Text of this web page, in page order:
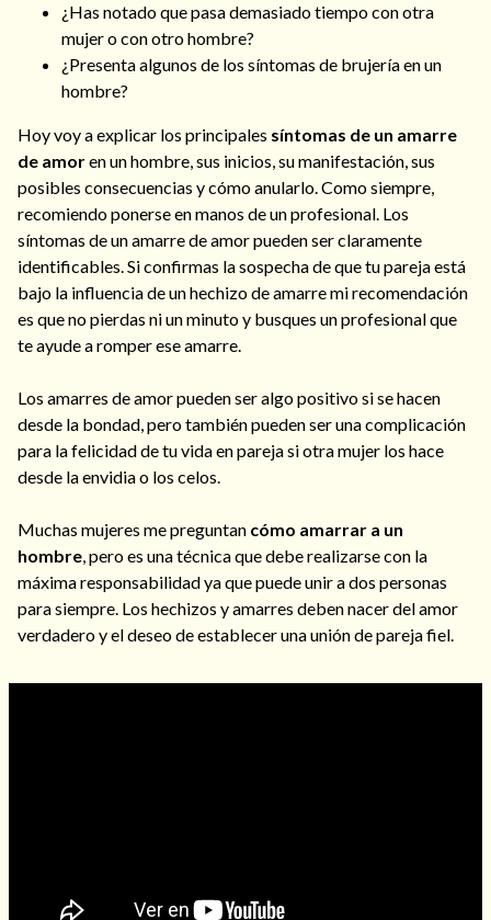
¿Has notado que pasa demasiado tiempo con otra
mujer o con otro hombre?
¿Presenta algunos de los síntomas de brujería en un
hombre?
Hoy voy a explicar los principales síntomas de un amarre
de amoren un hombre, sus inicios, su manifestación, sus
posibles consecuencias y cómo anularlo. Como siempre,
recomiendo ponerse en manos de un profesional. Los
síntomas de un amarre de amor pueden ser claramente
identificables. Si confirmas la sospecha de que tu pareja está
bajo la influencia de un hechizo de amarre mi recomendación
es que no pierdas ni un minuto y busques un profesional que
te ayude a romper ese amarre.
Los amarres de amor pueden ser algo positivo si se hacen
desde la bondad, pero también pueden ser una complicación
para la felicidad de tu vida en pareja si otra mujer los hace
desde la envidia o los celos.
Muchas mujeres me preguntan cómo amarrar a un
hombre, pero es una técnica que debe realizarse con la
máxima responsabilidad ya que puede unir a dos personas
para siempre. Los hechizos y amarres deben nacer del amor
verdadero y el deseo de establecer una unión de pareja fiel.